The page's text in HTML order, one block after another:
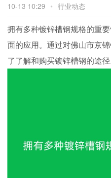
10-13 10:29 • 行业动态
拥有多种镀锌槽钢规格的重
面的应用。通过对佛山市京
了了解和购买镀锌槽钢的途径